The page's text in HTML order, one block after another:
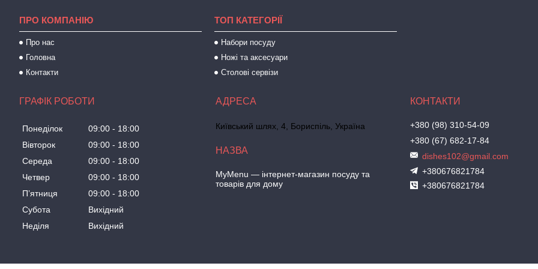
ПРО КОМПАНІЮ
Про нас
Головна
Контакти
ТОП КАТЕГОРІЇ
Набори посуду
Ножі та аксесуари
Столові сервізи
ГРАФІК РОБОТИ
Понеділок 09:00
18:00
Вівторок
09:00
18:00
Середа
09:00
18:00
Четвер
09:00
18:00
Пʼятниця
09:00
18:00
Субота
Вихідний
Неділя
Вихідний
Київський шлях, 4, Бориспіль, Україна
MyMenu — інтернет-магазин посуду та
товарів для дому
+380 (98) 310-54-09
+380 (67) 682-17-84
dishes102@gmail.com
+380676821784
+380676821784